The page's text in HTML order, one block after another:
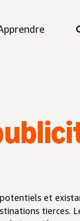
et
tierces.